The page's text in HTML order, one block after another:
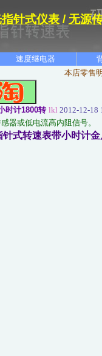
针式仪表/ 无源
速度继电器
本店零售
时计1800转 lkl 2012-12-18
器或低电流高内阻信号。
式转速表带小时计